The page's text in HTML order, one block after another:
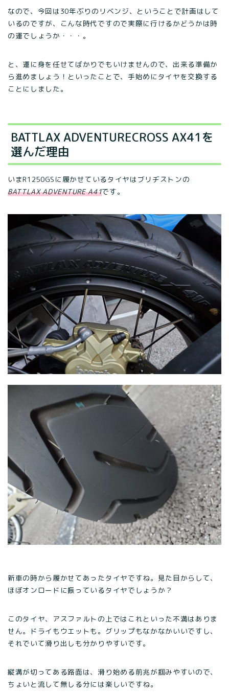
なので、今回は30年ぶりのリベンジ、ということで計画はして
いるのですが、こんな時代ですので実際に行けるかどうかは時
の運でしょうか・・・。
と、運に身を任せてばかりでもいけませんので、出来る準備か
ら進めましょう！といったことで、手始めにタイヤを交換する
ことにしました。
BATTLAX ADVENTURECROSS AX41を
選んだ理由
いまR1250GSに履かせているタイヤはブリヂストンの
BATTLAX ADVENTURE A41です。
新車の時から履かせてあったタイヤですね。見た目からして、
ほぼオンロードに振っているタイヤでしょうか？
このタイヤ、アスファルトの上ではこれといった不満はありま
せん。ドライもウエットも。グリップもなかなかいいですし、
それでいて滑り出しも分かりやすいです。
縦溝が切ってある路面は、滑り始める前兆が掴みやすいので、
ちょいと流して無しる分には楽しいですね。